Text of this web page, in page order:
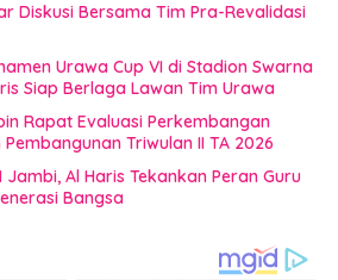
Diskusi Bersama Tim Pra-Revalidasi
Urawa Cup VI di Stadion Swarna
Siap Berlaga Lawan Tim Urawa
Rapat Evaluasi Perkembangan
Triwulan II TA 2026
Jambi, Al Haris Tekankan Peran Guru
Bangsa